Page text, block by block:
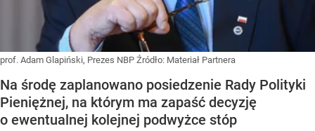
prof. Adam Glapiński, Prezes NBP Źródło: Materiał Partnera
Na środę zaplanowano posiedzenie Rady Polityki
Pieniężnej, na którym ma zapaść decyzję
o ewentualnej kolejnej podwyżce stóp